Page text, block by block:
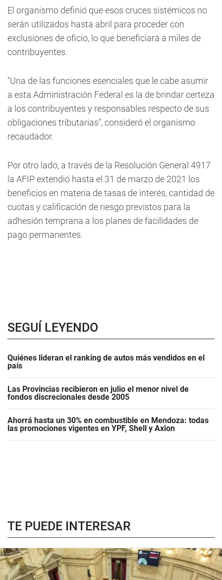
El organismo definió que esos cruces sistémicos no
serán utilizados hasta abril para proceder con
exclusiones de oficio, lo que beneficiará a miles de
contribuyentes.
"Una de las funciones esenciales que le cabe asumir
a esta Administración Federal es la de brindar certeza
a los contribuyentes y responsables respecto de sus
obligaciones tributarias", consideró el organismo
recaudador.
Por otro lado, a través de la Resolución General 4917
la AFIP extendió hasta el 31 de marzo de 2021 los
beneficios en materia de tasas de interés, cantidad de
cuotas y calificación de riesgo previstos para la
adhesión temprana a los planes de facilidades de
pago permanentes.
SEGUÍ LEYENDO
Quiénes lideran el ranking de autos más vendidos en el
país
Las Provincias recibieron en julio el menor nivel de
fondos discrecionales desde 2005
Ahorrá hasta un 30% en combustible en Mendoza: todas
las promociones vigentes en YPF, Shell y Axion
TE PUEDE INTERESAR